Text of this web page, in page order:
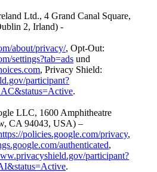
Ltd., 4 Grand Canal Square,
2, Irland) -
about/privacy/, Opt-Out:
settings?tab=ads und
, Privacy Shield:
participant?
.
LLC, 1600 Amphitheatre
CA 94043, USA) –
policies.google.com/privacy,
authenticated,
participant?
.